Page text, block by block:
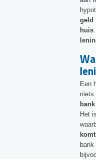
geld
huis
Een
niets
Het